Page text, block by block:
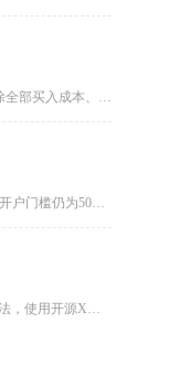
狗狗币最终实际盈利等于卖出总资产扣除全部买入成本、双向交易手续费与链上提币损耗后的剩余金额
截至2026年4月，北交所现行个人投资者开户门槛仍为50万元日均资产与24个月交易经验，短
门罗币CPU挖矿依靠RandomX抗ASIC算法，使用开源XMRig挖矿程序搭配正规矿池即